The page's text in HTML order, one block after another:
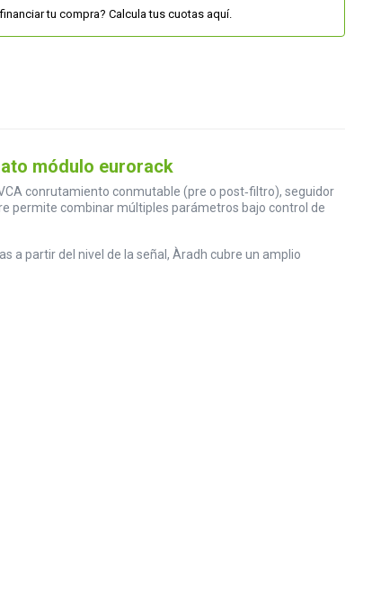
tu compra? Calcula tus cuotas aquí.
módulo eurorack
conrutamiento conmutable (pre o post‑filtro), seguidor
permite combinar múltiples parámetros bajo control de
a partir del nivel de la señal, Àradh cubre un amplio